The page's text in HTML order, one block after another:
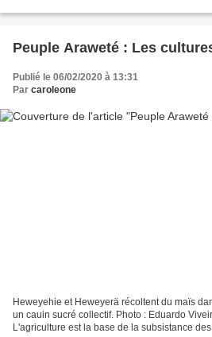
Peuple Araweté : Les
Publié le 06/02/2020 à 13:31
Par caroleone
Heweyehie et Heweyerä récoltent du maïs
un cauin sucré collectif. Photo : Eduardo
L'agriculture est la base de la subsistance